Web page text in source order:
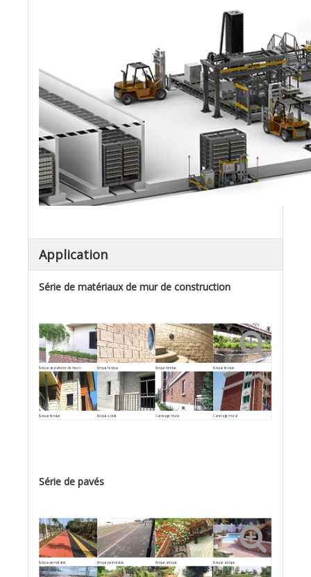
Application
Série de matériaux de mur de construction
Brique de parterre de fleurs Brique fendue Brique fendue Brique fendue
Brique fendue Brique solide Carrelage mural Carrelage mural
Série de pavés
Brique perméable Brique perméable Brique antique Brique antique